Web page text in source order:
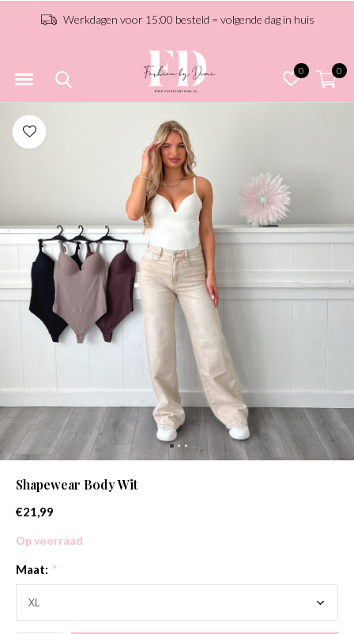
0 0
Werkdagen voor 15:00 besteld = volgende dag in huis
Shapewear Body Wit
€21,99
Op voorraad
Maat: *